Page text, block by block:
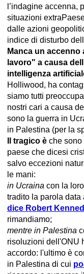
l’indagine accenna,
situazioni
dalle azioni
indice di disturbo
Manca un
lavoro" a causa
intelligenza
Holliwood, ha
siamo tutti
nostri cari a causa
sono la guerra in
in Palestina (per la
Il tragico è che sono
paese che dicesi
salvo eccezioni
le mani:
in Ucraina con la
tradito la parola
dice Robert
rimandiamo;
mentre in Palestina
risoluzioni dell'ONU
accordo: l'ultimo è
in Palestina di cui